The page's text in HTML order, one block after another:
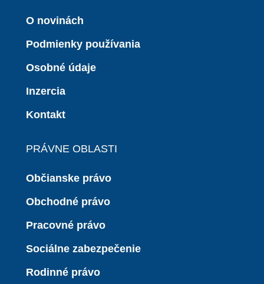
O novinách
Podmienky používania
Osobné údaje
Inzercia
Kontakt
PRÁVNE OBLASTI
Občianske právo
Obchodné právo
Pracovné právo
Sociálne zabezpečenie
Rodinné právo